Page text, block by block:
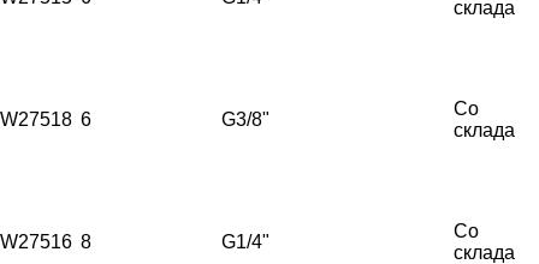
склада
W27518 6 G3/8"
Со
склада
W27516 8 G1/4"
Со
склада